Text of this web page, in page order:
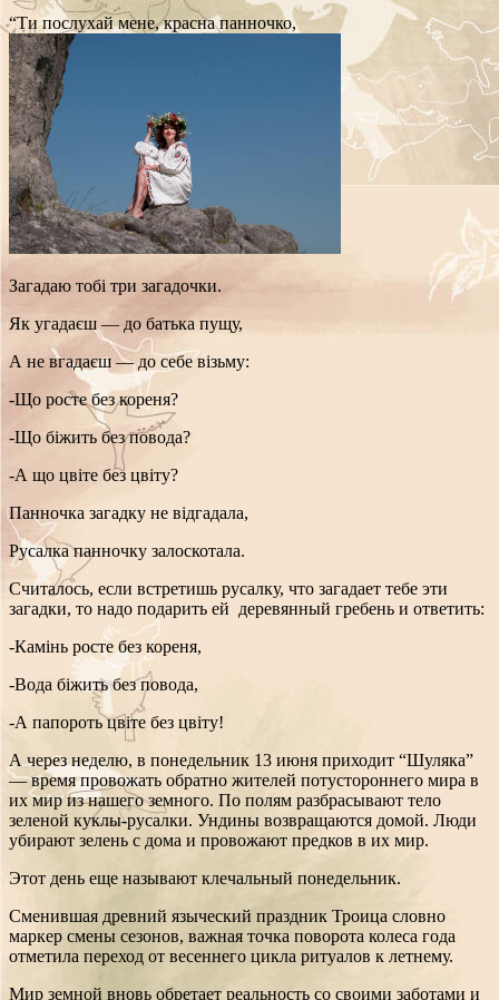
“Ти послухай мене, красна панночко,
Загадаю тобі три загадочки.
Як угадаєш — до батька пущу,
А не вгадаєш — до себе візьму:
-Що росте без кореня?
-Що біжить без повода?
-А що цвіте без цвіту?
Панночка загадку не відгадала,
Русалка панночку залоскотала.
Считалось, если встретишь русалку, что загадает тебе эти
загадки, то надо подарить ей деревянный гребень и ответить:
-Камінь росте без кореня,
-Вода біжить без повода,
-А папороть цвіте без цвіту!
А через неделю, в понедельник 13 июня приходит “Шуляка”
— время провожать обратно жителей потустороннего мира в
их мир из нашего земного. По полям разбрасывают тело
зеленой куклы-русалки. Ундины возвращаются домой. Люди
убирают зелень с дома и провожают предков в их мир.
Этот день еще называют клечальный понедельник.
Сменившая древний языческий праздник Троица словно
маркер смены сезонов, важная точка поворота колеса года
отметила переход от весеннего цикла ритуалов к летнему.
Мир земной вновь обретает реальность со своими заботами и